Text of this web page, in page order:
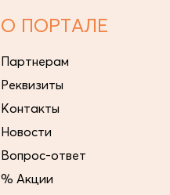
О ПОРТАЛЕ
Партнерам
Реквизиты
Контакты
Новости
Вопрос-ответ
% Акции